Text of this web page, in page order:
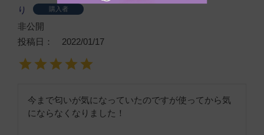
り 購入者
非公開
投稿日
2022/01/17
今まで匂いが気になっていたのですが使ってから気
にならなくなりました！